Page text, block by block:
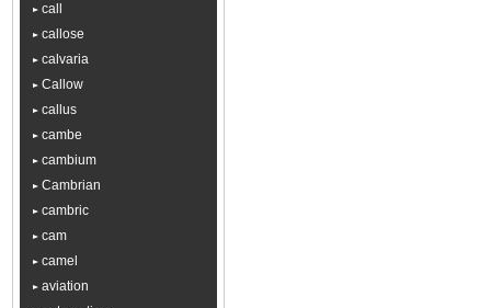
call
callose
calvaria
Callow
callus
cambe
cambium
Cambrian
cambric
cam
camel
aviation